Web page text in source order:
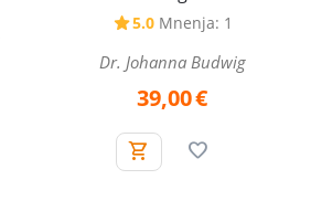
5.0 Mnenja: 1
Dr. Johanna Budwig
39,00€